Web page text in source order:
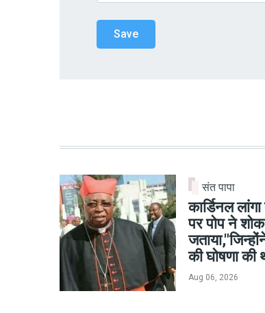
संत पापा
कार्डिनल
पर पोप ने शोक
की घोषणा की
Aug 06, 2026